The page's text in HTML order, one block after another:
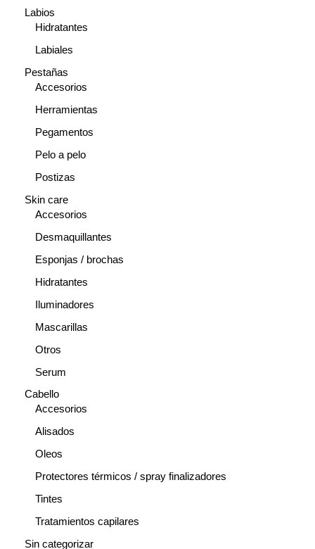
Labios
Hidratantes
Labiales
Pestañas
Accesorios
Herramientas
Pegamentos
Pelo a pelo
Postizas
Skin care
Accesorios
Desmaquillantes
Esponjas / brochas
Hidratantes
Iluminadores
Mascarillas
Otros
Serum
Cabello
Accesorios
Alisados
Oleos
Protectores térmicos / spray finalizadores
Tintes
Tratamientos capilares
Sin categorizar